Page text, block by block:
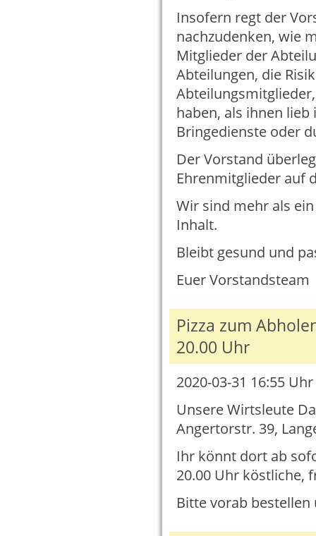
Insofern regt der
nachzudenken, wie
Mitglieder der
Abteilungen, die
haben, als ihnen
Bringedienste oder
Der Vorstand
Ehrenmitglieder auf
Wir sind mehr als
Inhalt.
Bleibt gesund und
Euer Vorstandsteam
Pizza zum
20.00 Uhr
2020-03-31 16:55
Unsere Wirtsleute
Angertorstr. 39,
Ihr könnt dort ab
20.00 Uhr köstliche,
Bitte vorab bestellen